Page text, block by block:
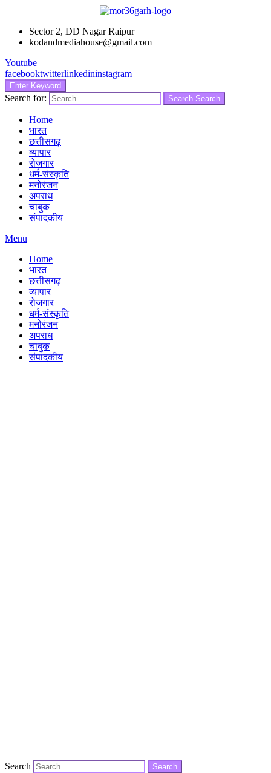
Sector 2, DD Nagar Raipur
kodandmediahouse@gmail.com
Youtube
facebooktwitterlinkedininstagram
Enter Keyword
Search for: Search Search
Home
भारत
छत्तीसगढ़
व्यापार
रोजगार
धर्म-संस्कृति
मनोरंजन
अपराध
चाबुक
संपादकीय
Menu
Home
भारत
छत्तीसगढ़
व्यापार
रोजगार
धर्म-संस्कृति
मनोरंजन
अपराध
चाबुक
संपादकीय
Search Search